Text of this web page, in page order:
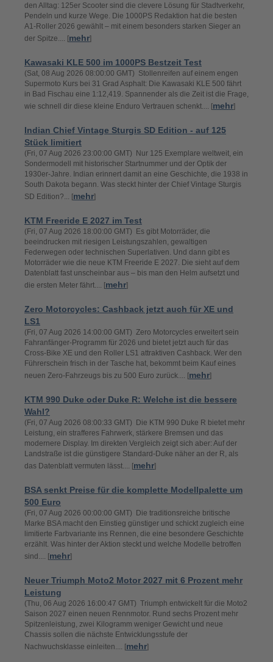
den Alltag: 125er Scooter sind die clevere Lösung für Stadtverkehr,
Pendeln und kurze Wege. Die 1000PS Redaktion hat die besten
A1-Roller 2026 gewählt – mit einem besonders starken Sieger an
der Spitze.... [mehr]
Kawasaki KLE 500 im 1000PS Bestzeit Test
(Sat, 08 Aug 2026 08:00:00 GMT) Stollenreifen auf einem engen
Supermoto Kurs bei 31 Grad Asphalt: Die Kawasaki KLE 500 fährt
in Bad Fischau eine 1:12,419. Spannender als die Zeit ist die Frage,
wie schnell dir diese kleine Enduro Vertrauen schenkt.... [mehr]
Indian Chief Vintage Sturgis SD Edition - auf 125
Stück limitiert
(Fri, 07 Aug 2026 23:00:00 GMT) Nur 125 Exemplare weltweit, ein
Sondermodell mit historischer Startnummer und der Optik der
1930er-Jahre. Indian erinnert damit an eine Geschichte, die 1938 in
South Dakota begann. Was steckt hinter der Chief Vintage Sturgis
SD Edition?... [mehr]
KTM Freeride E 2027 im Test
(Fri, 07 Aug 2026 18:00:00 GMT) Es gibt Motorräder, die
beeindrucken mit riesigen Leistungszahlen, gewaltigen
Federwegen oder technischen Superlativen. Und dann gibt es
Motorräder wie die neue KTM Freeride E 2027. Die sieht auf dem
Datenblatt fast unscheinbar aus – bis man den Helm aufsetzt und
die ersten Meter fährt.... [mehr]
Zero Motorcycles: Cashback jetzt auch für XE und
LS1
(Fri, 07 Aug 2026 14:00:00 GMT) Zero Motorcycles erweitert sein
Fahranfänger-Programm für 2026 und bietet jetzt auch für das
Cross-Bike XE und den Roller LS1 attraktiven Cashback. Wer den
Führerschein frisch in der Tasche hat, bekommt beim Kauf eines
neuen Zero-Fahrzeugs bis zu 500 Euro zurück.... [mehr]
KTM 990 Duke oder Duke R: Welche ist die bessere
Wahl?
(Fri, 07 Aug 2026 08:00:33 GMT) Die KTM 990 Duke R bietet mehr
Leistung, ein strafferes Fahrwerk, stärkere Bremsen und das
modernere Display. Im direkten Vergleich zeigt sich aber: Auf der
Landstraße ist die günstigere Standard-Duke näher an der R, als
das Datenblatt vermuten lässt.... [mehr]
BSA senkt Preise für die komplette Modellpalette um
500 Euro
(Fri, 07 Aug 2026 00:00:00 GMT) Die traditionsreiche britische
Marke BSA macht den Einstieg günstiger und schickt zugleich eine
limitierte Farbvariante ins Rennen, die eine besondere Geschichte
erzählt. Was hinter der Aktion steckt und welche Modelle betroffen
sind.... [mehr]
Neuer Triumph Moto2 Motor 2027 mit 6 Prozent mehr
Leistung
(Thu, 06 Aug 2026 16:00:47 GMT) Triumph entwickelt für die Moto2
Saison 2027 einen neuen Rennmotor. Rund sechs Prozent mehr
Spitzenleistung, zwei Kilogramm weniger Gewicht und neue
Chassis sollen die nächste Entwicklungsstufe der
Nachwuchsklasse einleiten.... [mehr]